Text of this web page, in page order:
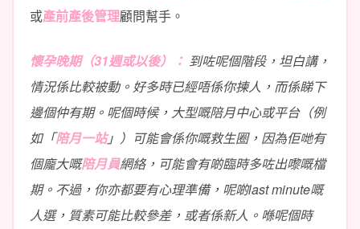
或產前產後管理顧問幫手。
懷孕晚期（31週或以後）： 到咗呢個階段，坦白講，
情況係比較被動。好多時已經唔係你揀人，而係睇下
邊個仲有期。呢個時候，大型嘅陪月中心或平台（例
如「陪月一站」）可能會係你嘅救生圈，因為佢哋有
個龐大嘅陪月員網絡，可能會有啲臨時多咗出嚟嘅檔
期。不過，你亦都要有心理準備，呢啲last minute嘅
人選，質素可能比較參差，或者係新人。喺呢個時